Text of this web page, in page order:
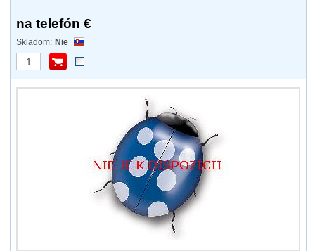
...
na telefón €
Nie